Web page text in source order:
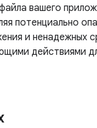
вашего
потенциально
и ненадежных
действиями